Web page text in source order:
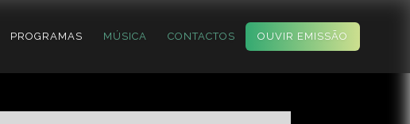
PROGRAMAS MÚSICA CONTACTOS OUVIR EMISSÃO